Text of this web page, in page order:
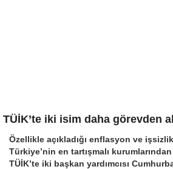
TÜİK’te iki isim daha görevden
Özellikle açıkladığı enflasyon ve
Türkiye’nin en tartışmalı
TÜİK’te iki başkan yardımcısı